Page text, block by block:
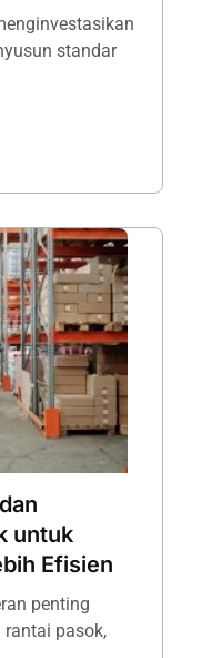
standar
untuk
Efisien
penting
pasok,